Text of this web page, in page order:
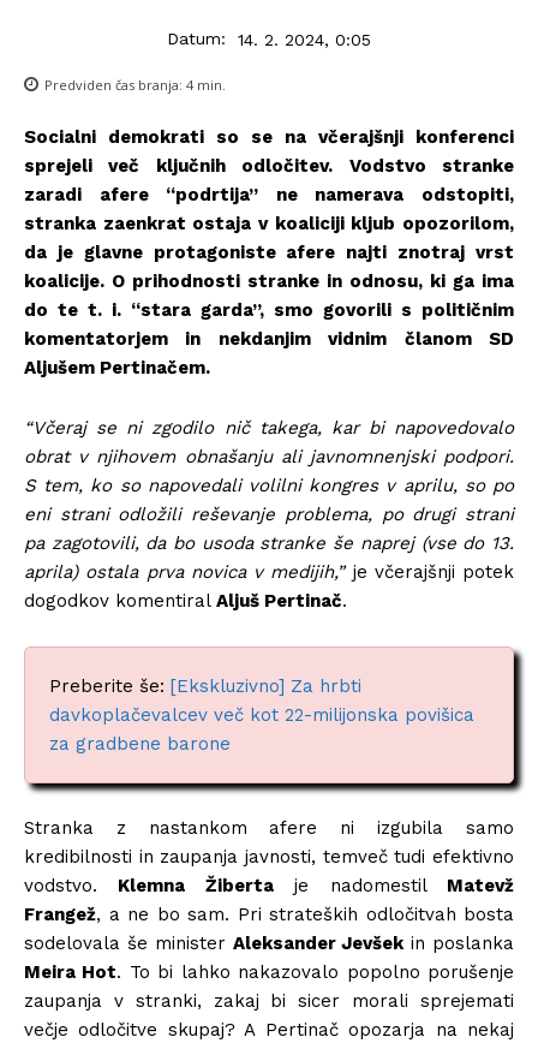
Datum: 14. 2. 2024, 0:05
Predviden čas branja: 4 min.
Socialni demokrati so se na včerajšnji konferenci
sprejeli več ključnih odločitev. Vodstvo stranke
zaradi afere “podrtija” ne namerava odstopiti,
stranka zaenkrat ostaja v koaliciji kljub opozorilom,
da je glavne protagoniste afere najti znotraj vrst
koalicije. O prihodnosti stranke in odnosu, ki ga ima
do te t. i. “stara garda”, smo govorili s političnim
komentatorjem in nekdanjim vidnim članom SD
Aljušem Pertinačem.
“Včeraj se ni zgodilo nič takega, kar bi napovedovalo
obrat v njihovem obnašanju ali javnomnenjski podpori.
S tem, ko so napovedali volilni kongres v aprilu, so po
eni strani odložili reševanje problema, po drugi strani
pa zagotovili, da bo usoda stranke še naprej (vse do 13.
aprila) ostala prva novica v medijih,” je včerajšnji potek
dogodkov komentiral Aljuš Pertinač.
Preberite še: [Ekskluzivno] Za hrbti
davkoplačevalcev več kot 22-milijonska povišica
za gradbene barone
Stranka z nastankom afere ni izgubila samo
kredibilnosti in zaupanja javnosti, temveč tudi efektivno
vodstvo. Klemna Žibertaje nadomestil Matevž
Frangež, a ne bo sam. Pri strateških odločitvah bosta
sodelovala še minister Aleksander Jevšekin poslanka
Meira Hot. To bi lahko nakazovalo popolno porušenje
zaupanja v stranki, zakaj bi sicer morali sprejemati
večje odločitve skupaj? A Pertinač opozarja na nekaj